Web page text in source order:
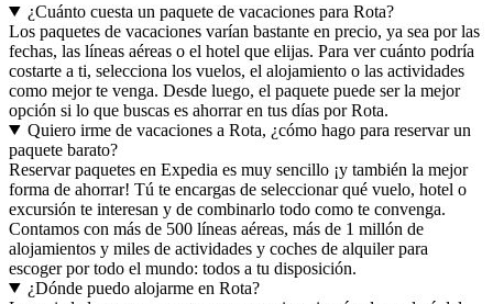
¿Cuánto cuesta un paquete de vacaciones para Rota?
Los paquetes de vacaciones varían bastante en precio, ya sea por las
fechas, las líneas aéreas o el hotel que elijas. Para ver cuánto podría
costarte a ti, selecciona los vuelos, el alojamiento o las actividades
como mejor te venga. Desde luego, el paquete puede ser la mejor
opción si lo que buscas es ahorrar en tus días por Rota.
Quiero irme de vacaciones a Rota, ¿cómo hago para reservar un
paquete barato?
Reservar paquetes en Expedia es muy sencillo ¡y también la mejor
forma de ahorrar! Tú te encargas de seleccionar qué vuelo, hotel o
excursión te interesan y de combinarlo todo como te convenga.
Contamos con más de 500 líneas aéreas, más de 1 millón de
alojamientos y miles de actividades y coches de alquiler para
escoger por todo el mundo: todos a tu disposición.
¿Dónde puedo alojarme en Rota?